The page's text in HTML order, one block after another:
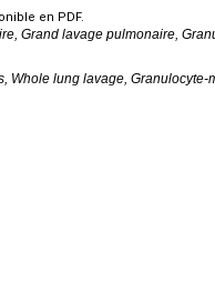
en PDF.
Grand lavage pulmonaire,
Whole lung lavage, Granulocyte-